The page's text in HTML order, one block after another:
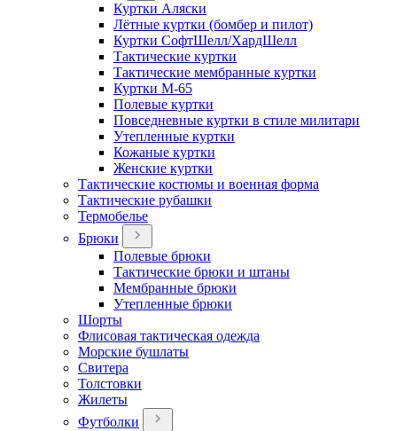
Куртки Аляски
Лётные куртки (бомбер и пилот)
Куртки СофтШелл/ХардШелл
Тактические куртки
Тактические мембранные куртки
Куртки М-65
Полевые куртки
Повседневные куртки в стиле милитари
Утепленные куртки
Кожаные куртки
Женские куртки
Тактические костюмы и военная форма
Тактические рубашки
Термобелье
Брюки
Полевые брюки
Тактические брюки и штаны
Мембранные брюки
Утепленные брюки
Шорты
Флисовая тактическая одежда
Морские бушлаты
Свитера
Толстовки
Жилеты
Футболки